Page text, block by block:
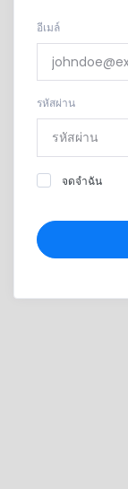
อีเมล์
รหัสผ่าน
จดจำฉัน